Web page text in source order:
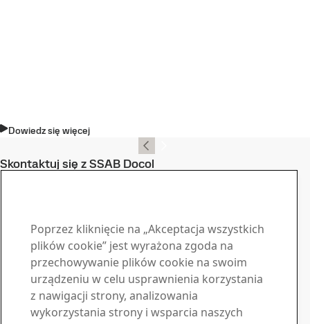
Dowiedz się więcej
Skontaktuj się z SSAB Docol
Pobierz broszury, certyfikaty i inne materiały SSAB
Przejdź do materiałów
Sprzedaż
Skontaktuj się z nami, jeśli potrzebujesz informacji lub
oferty
Skontaktuj się z nami
Poprzez kliknięcie na „Akceptacja wszystkich
plików cookie” jest wyrażona zgoda na
przechowywanie plików cookie na swoim
urządzeniu w celu usprawnienia korzystania
z nawigacji strony, analizowania
wykorzystania strony i wsparcia naszych